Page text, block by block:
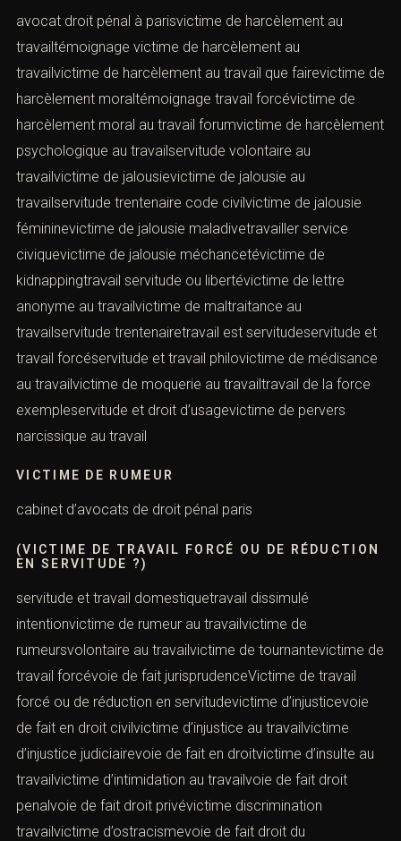
avocat droit pénal à parisvictime de harcèlement au
travailtémoignage victime de harcèlement au
travailvictime de harcèlement au travail que fairevictime de
harcèlement moraltémoignage travail forcévictime de
harcèlement moral au travail forumvictime de harcèlement
psychologique au travailservitude volontaire au
travailvictime de jalousievictime de jalousie au
travailservitude trentenaire code civilvictime de jalousie
fémininevictime de jalousie maladivetravailler service
civiquevictime de jalousie méchancetévictime de
kidnappingtravail servitude ou libertévictime de lettre
anonyme au travailvictime de maltraitance au
travailservitude trentenairetravail est servitudeservitude et
travail forcéservitude et travail philovictime de médisance
au travailvictime de moquerie au travailtravail de la force
exempleservitude et droit d’usagevictime de pervers
narcissique au travail
VICTIME DE RUMEUR
cabinet d’avocats de droit pénal paris
(VICTIME DE TRAVAIL FORCÉ OU DE RÉDUCTION
EN SERVITUDE ?)
servitude et travail domestiquetravail dissimulé
intentionvictime de rumeur au travailvictime de
rumeursvolontaire au travailvictime de tournantevictime de
travail forcévoie de fait jurisprudenceVictime de travail
forcé ou de réduction en servitudevictime d’injusticevoie
de fait en droit civilvictime d’injustice au travailvictime
d’injustice judiciairevoie de fait en droitvictime d’insulte au
travailvictime d’intimidation au travailvoie de fait droit
penalvoie de fait droit privévictime discrimination
travailvictime d’ostracismevoie de fait droit du